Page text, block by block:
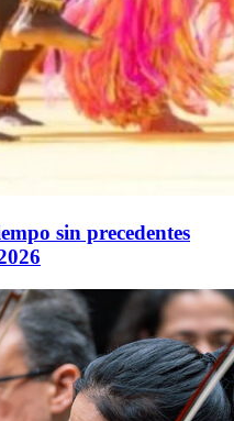
sin precedentes